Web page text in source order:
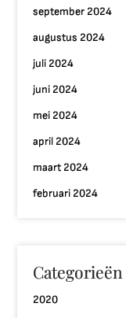
september 2024
augustus 2024
juli 2024
juni 2024
mei 2024
april 2024
maart 2024
februari 2024
Categorieën
2020